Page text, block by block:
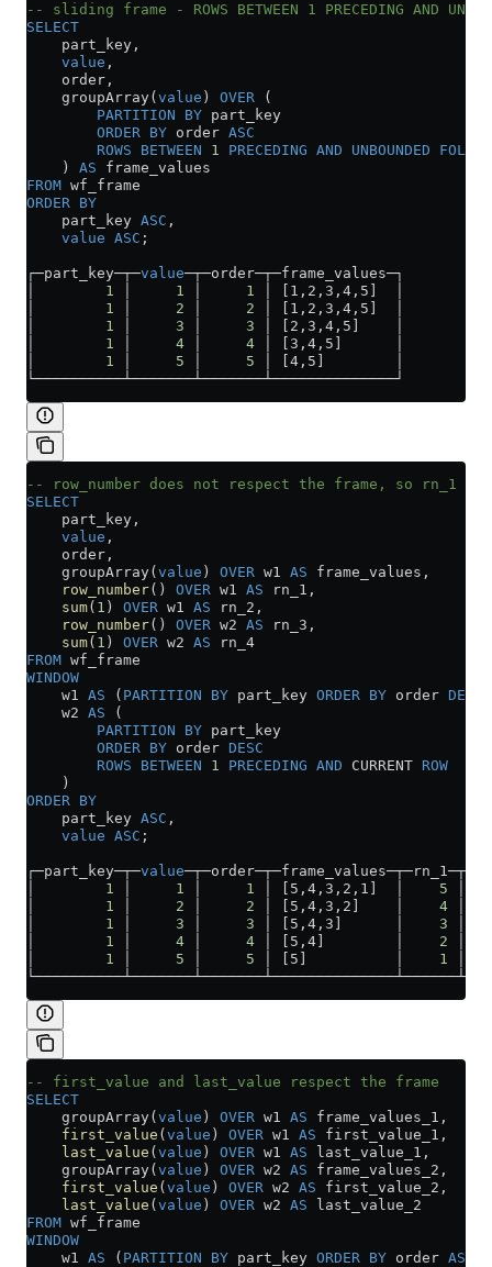
-- sliding frame - ROWS BETWEEN 1 PRECEDING AND
SELECT
    part_key,
    value
,
    order,
    groupArray(
value ) OVER (
        PARTITION
BY part_key
        ORDER BY
order ASC
        ROWS
BETWEEN 1 PRECEDING AND UNBOUNDED
    )
AS frame_values
FROM wf_frame
ORDER BY
    part_key
ASC ,
    value
ASC ;
┌─part_key─┬─value─┬─order─┬─frame_values─┐
1 1 1 │ [1,2,3,4,5]  │
1 2 2 │ [1,2,3,4,5]  │
1 3 3 │ [2,3,4,5]    │
1 4 4 │ [3,4,5]      │
1 5 5 │ [4,5]        │
└──────────┴───────┴───────┴──────────────┘
-- row_number does not respect the frame, so rn_1 =
SELECT
    part_key,
    value
,
    order,
    groupArray(
value ) OVER w1 AS frame_values,
    row_number
() OVER w1 AS rn_1,
    sum
( 1 ) OVER w1 AS rn_2,
    row_number
() OVER w2 AS rn_3,
    sum
( 1 ) OVER w2 AS rn_4
FROM wf_frame
WINDOW
    w1
AS ( PARTITION BY part_key ORDER BY order DESC
    w2
AS (
        PARTITION
BY part_key
        ORDER BY
order DESC
        ROWS
BETWEEN 1 PRECEDING AND CURRENT ROW
    )
ORDER BY
    part_key
ASC ,
    value
ASC ;
┌─part_key─┬─value
1 1 1 │ [5,4,3,2,1]  │ 5
1 2 2 │ [5,4,3,2]    │ 4
1 3 3 │ [5,4,3]      │ 3
1 4 4 │ [5,4]        │ 2
1 5 5 │ [5]          │ 1
-- first_value and last_value respect the frame
SELECT
    groupArray(
value ) OVER w1 AS frame_values_1,
    first_value
( value ) OVER w1 AS first_value_1,
    last_value
( value ) OVER w1 AS last_value_1,
    groupArray(
value ) OVER w2 AS frame_values_2,
    first_value
( value ) OVER w2 AS first_value_2,
    last_value
( value ) OVER w2 AS last_value_2
FROM wf_frame
WINDOW
    w1
AS ( PARTITION BY part_key ORDER BY order ASC